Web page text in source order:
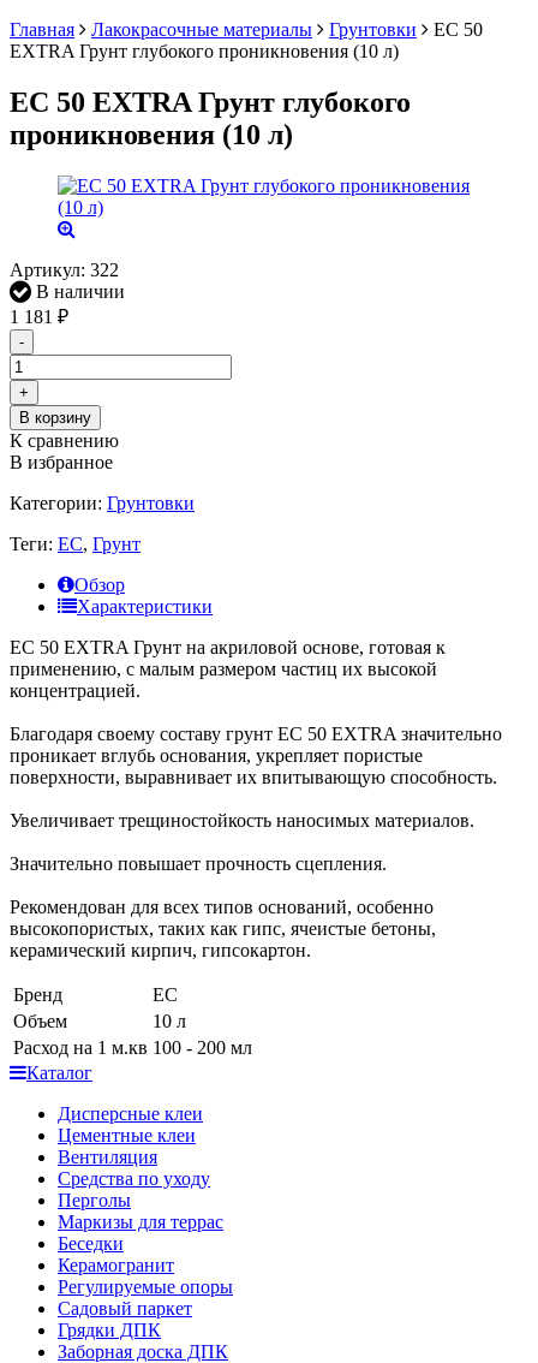
Главная
Лакокрасочные материалы Грунтовки
ЕС 50
EXTRA Грунт глубокого проникновения (10 л)
ЕС 50 EXTRA Грунт глубокого
проникновения (10 л)
Артикул: 322
В наличии
1 181 ₽
-
+
В корзину
К сравнению
В избранное
Категории: Грунтовки
Теги: ЕС, Грунт
Обзор
Характеристики
ЕС 50 EXTRA Грунт на акриловой основе, готовая к
применению, с малым размером частиц их высокой
концентрацией.
Благодаря своему составу грунт ЕС 50 EXTRA значительно
проникает вглубь основания, укрепляет пористые
поверхности, выравнивает их впитывающую способность.
Увеличивает трещиностойкость наносимых материалов.
Значительно повышает прочность сцепления.
Рекомендован для всех типов оснований, особенно
высокопористых, таких как гипс, ячеистые бетоны,
керамический кирпич, гипсокартон.
Бренд
ЕС
Объем
10 л
Расход на 1 м.кв 100 - 200 мл
Каталог
Дисперсные клеи
Цементные клеи
Вентиляция
Средства по уходу
Перголы
Маркизы для террас
Беседки
Керамогранит
Регулируемые опоры
Садовый паркет
Грядки ДПК
Заборная доска ДПК